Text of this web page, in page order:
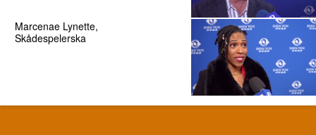
Marcenae Lynette,
Skådespelerska